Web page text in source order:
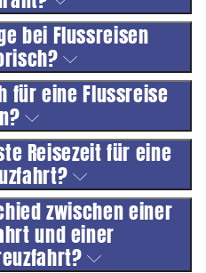
bei Flussreisen
für eine Flussreise
Reisezeit für eine
zwischen einer
und einer